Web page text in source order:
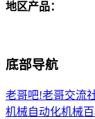
地区产品：
底部导航
老哥吧!老哥交流
机械自动化机械